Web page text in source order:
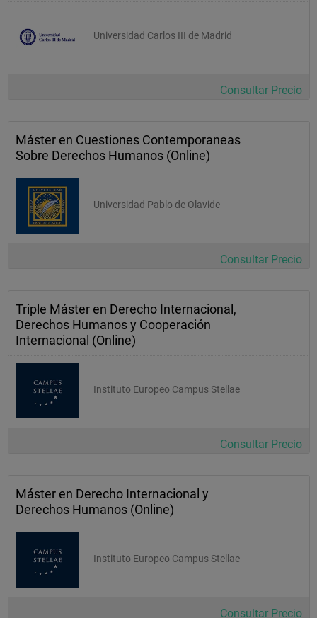
Universidad Carlos III de Madrid
Consultar Precio
Máster en Cuestiones Contemporaneas
Sobre Derechos Humanos (Online)
Universidad Pablo de Olavide
Consultar Precio
Triple Máster en Derecho Internacional,
Derechos Humanos y Cooperación
Internacional (Online)
Instituto Europeo Campus Stellae
Consultar Precio
Máster en Derecho Internacional y
Derechos Humanos (Online)
Instituto Europeo Campus Stellae
Consultar Precio